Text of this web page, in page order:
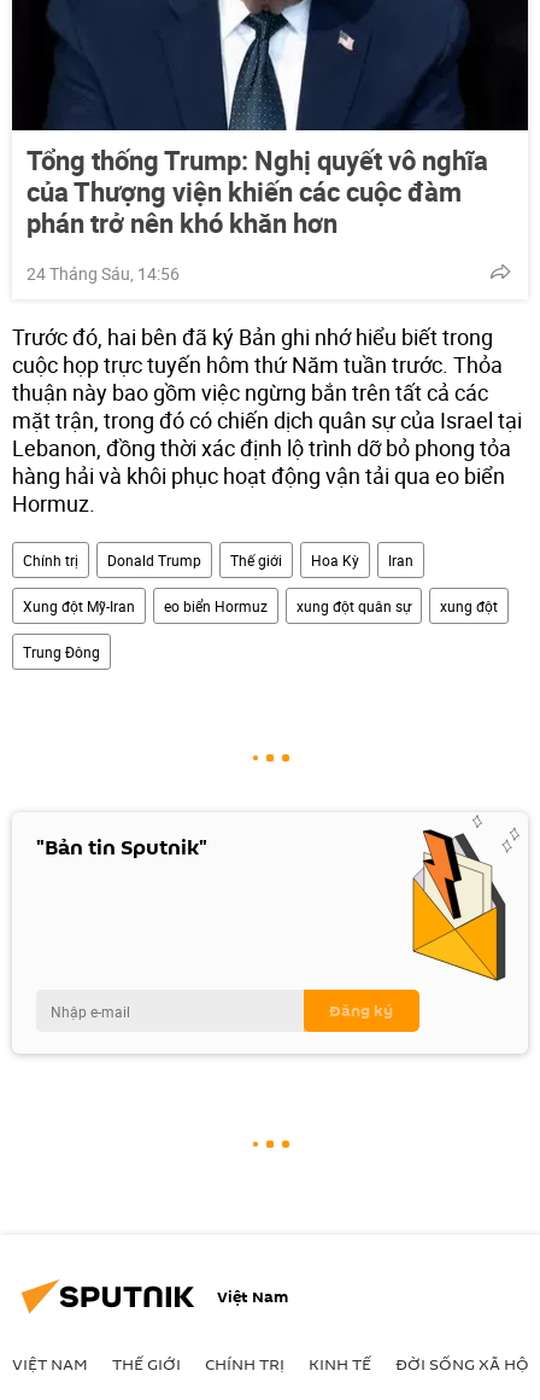
Tổng thống Trump: Nghị quyết vô nghĩa
của Thượng viện khiến các cuộc đàm
phán trở nên khó khăn hơn
24 Tháng Sáu, 14:56
Trước đó, hai bên đã ký Bản ghi nhớ hiểu biết trong
cuộc họp trực tuyến hôm thứ Năm tuần trước. Thỏa
thuận này bao gồm việc ngừng bắn trên tất cả các
mặt trận, trong đó có chiến dịch quân sự của Israel tại
Lebanon, đồng thời xác định lộ trình dỡ bỏ phong tỏa
hàng hải và khôi phục hoạt động vận tải qua eo biển
Hormuz.
Chính trị Donald Trump Thế giới Hoa Kỳ Iran
Xung đột Mỹ-Iran eo biển Hormuz xung đột quân sự xung đột
Trung Đông
"Bản tin Sputnik"
Việt Nam
VIỆT NAM THẾ GIỚI CHÍNH TRỊ KINH TẾ ĐỜI SỐNG XÃ HỘI